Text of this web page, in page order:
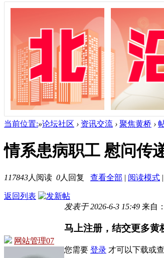
当前位置:»论坛社区 › 资讯交流 › 聚焦黄桥 ›
情系患病职工 慰问
117843人阅读 0人回复 查看全部 阅读模式
返回列表
网站管理07
发表于 2026-6-3 15:49 来自
马上注册，结交更多黄
您需要 登录 才可以下载或